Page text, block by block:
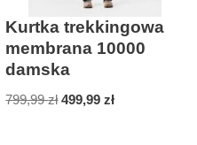
Kurtka trekkingowa
membrana 10000
damska
799,99zł 499,99zł